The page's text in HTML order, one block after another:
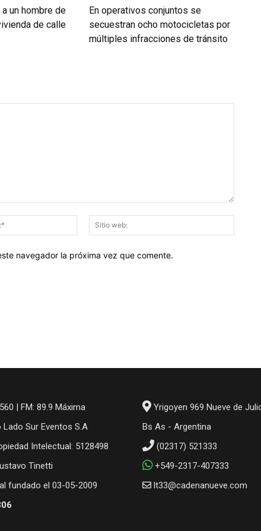
un hombre de
de calle
En operativos conjuntos se
secuestran ocho motocicletas por
múltiples infracciones de tránsito
Correo
electrónico:*
web:
navegador la próxima vez que comente.
| FM: 89.9 Máxima
Lado Sur Eventos S.A
Intelectual: 5128498
Tinetti
fundado el 03-05-2009
Yrigoyen 969 Nueve de
Bs As - Argentina
(02317) 521333
+549-2317-407333
lt33@cadenanueve.com